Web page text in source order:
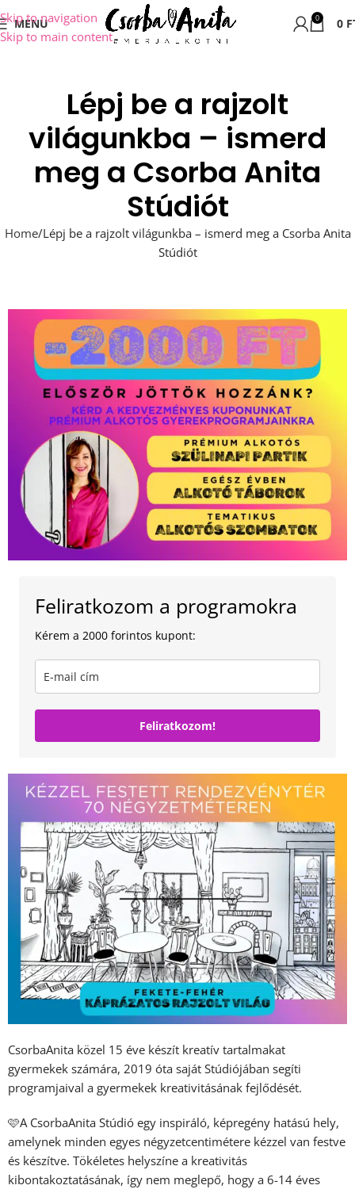
Skip to navigation
Skip to main content
MENU 0 0
Lépj be a rajzolt
világunkba – ismerd
meg a Csorba Anita
Stúdiót
Home Lépj be a rajzolt világunkba – ismerd meg a Csorba Anita
Stúdiót
Feliratkozom a programokra
Kérem a 2000 forintos kupont:
Feliratkozom!
CsorbaAnita közel 15 éve készít kreatív tartalmakat
gyermekek számára, 2019 óta saját Stúdiójában segíti
programjaival a gyermekek kreativitásának fejlődését.
🩷A CsorbaAnita Stúdió egy inspiráló, képregény hatású hely,
amelynek minden egyes négyzetcentimétere kézzel van festve
és készítve. Tökéletes helyszíne a kreativitás
kibontakoztatásának, így nem meglepő, hogy a 6-14 éves